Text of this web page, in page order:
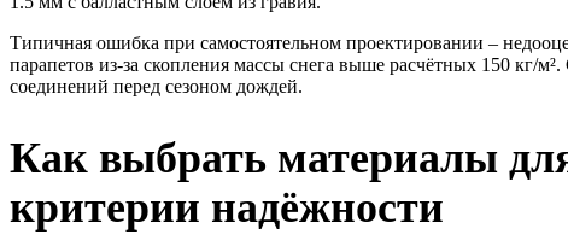
Типичная ошибка при самостоятельном проектировании –
парапетов из-за скопления массы снега выше расчётных 150 кг/
соединений перед сезоном дождей.
Как выбрать материалы
критерии надёжности